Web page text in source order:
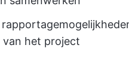
het project